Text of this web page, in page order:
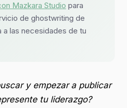
Mazkara Studio para
de ghostwriting de
las necesidades de tu
y empezar a publicar
tu liderazgo?